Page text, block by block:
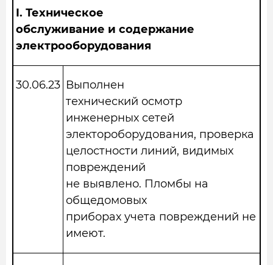
I. Техническое
обслуживание и содержание
электрооборудования
30.06.23 Выполнен
технический осмотр
инженерных сетей
электороборудования, проверка
целостности линий, видимых
повреждений
не выявлено. Пломбы на
общедомовых
приборах учета повреждений не
имеют.